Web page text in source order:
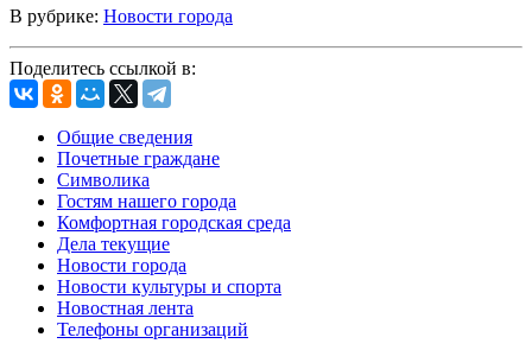
В рубрике: Новости города
Поделитесь ссылкой в:
Общие сведения
Почетные граждане
Символика
Гостям нашего города
Комфортная городская среда
Дела текущие
Новости города
Новости культуры и спорта
Новостная лента
Телефоны организаций